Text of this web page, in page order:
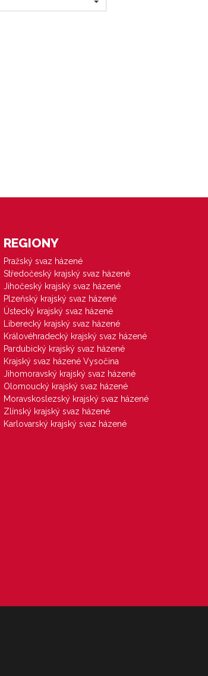
REGIONY
Pražský svaz házené
Středočeský krajský svaz házené
Jihočeský krajský svaz házené
Plzeňský krajský svaz házené
Ústecký krajský svaz házené
Liberecký krajský svaz házené
Královéhradecký krajský svaz házené
Pardubický krajský svaz házené
Krajský svaz házené Vysočina
Jihomoravský krajský svaz házené
Olomoucký krajský svaz házené
Moravskoslezský krajský svaz házené
Zlínský krajský svaz házené
Karlovarský krajský svaz házené